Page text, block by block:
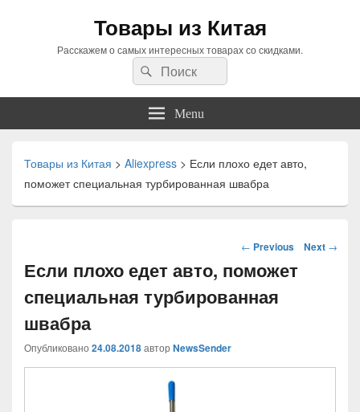
Товары из Китая
Расскажем о самых интересных товарах со скидками.
Search
for:
Search
Menu
Товары из Китая > Aliexpress > Если плохо едет авто,
поможет специальная турбированная швабра
Навигация
статьям
← Previous Next →
Если плохо едет авто, поможет
специальная турбированная
швабра
Опубликовано 24.08.2018автор NewsSender